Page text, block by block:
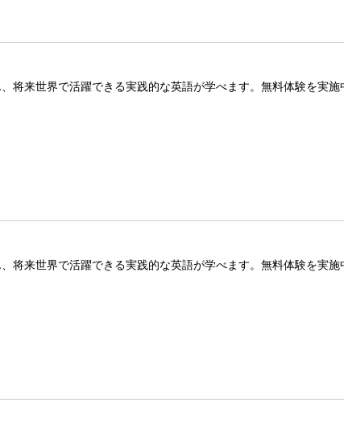
将来世界で活躍できる実践的な英語が学べます。無料体験を実施
将来世界で活躍できる実践的な英語が学べます。無料体験を実施